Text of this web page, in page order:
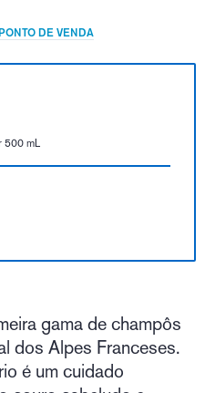
DE VENDA
500 mL
gama de champôs
dos Alpes Franceses.
é um cuidado